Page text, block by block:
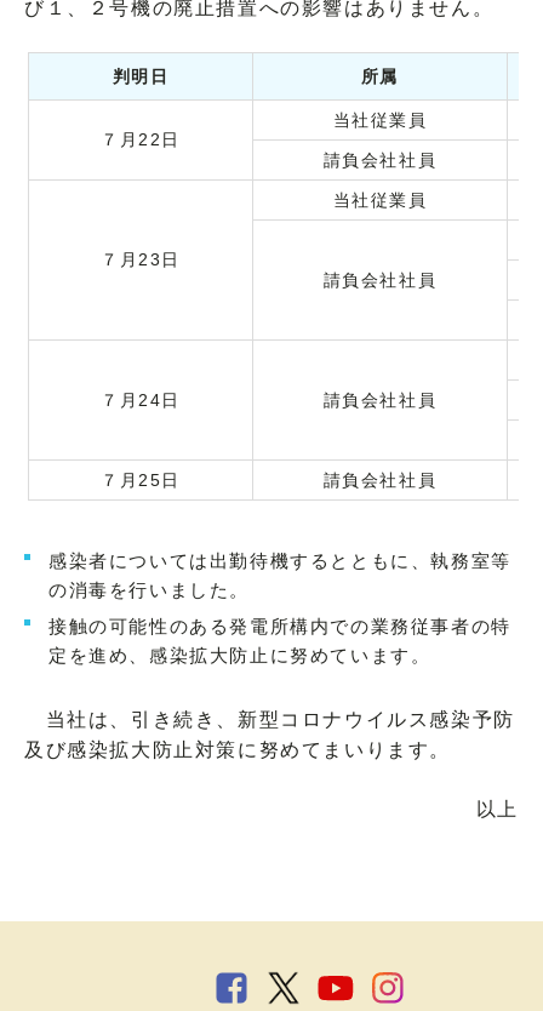
び１、２号機の廃止措置への影響はありません。
判明日 所属
７月22日
当社従業員
請負会社社員
７月23日
当社従業員
請負会社社員
７月24日 請負会社社員
７月25日 請負会社社員
感染者については出勤待機するとともに、執務室等
の消毒を行いました。
接触の可能性のある発電所構内での業務従事者の特
定を進め、感染拡大防止に努めています。
当社は、引き続き、新型コロナウイルス感染予防
及び感染拡大防止対策に努めてまいります。
以上